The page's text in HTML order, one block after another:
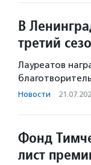
В
третий
Лауреатов
Новости ·
Фонд
лист